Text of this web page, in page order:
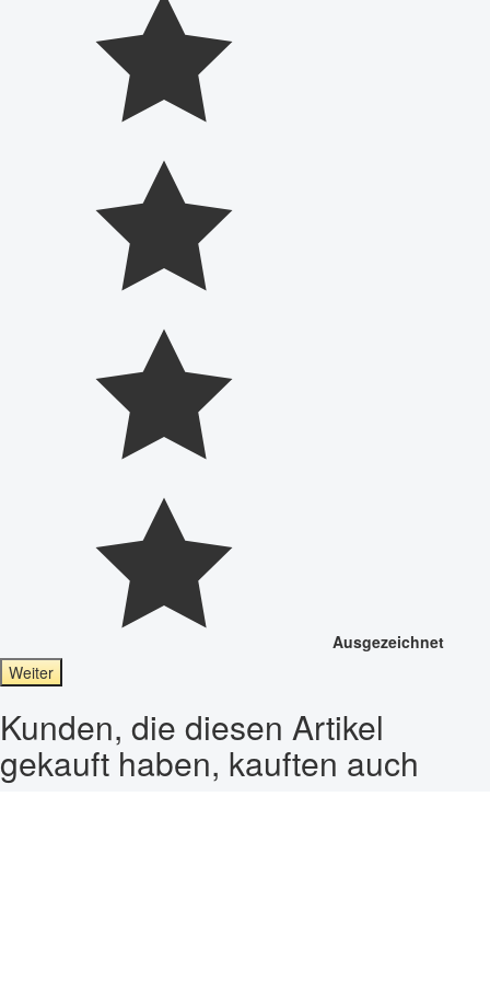
Ausgezeichnet
Weiter
Kunden, die diesen Artikel
gekauft haben, kauften auch